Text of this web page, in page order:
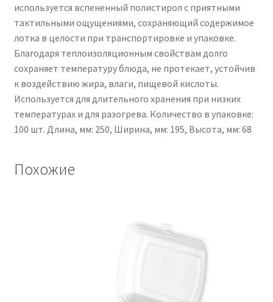
используется вспененный полистирол с приятными
тактильными ощущениями, сохраняющий содержимое
лотка в целости при транспортировке и упаковке.
Благодаря теплоизоляционным свойствам долго
сохраняет температуру блюда, не протекает, устойчив
к воздействию жира, влаги, пищевой кислоты.
Используется для длительного хранения при низких
температурах и для разогрева. Количество в упаковке:
100 шт. Длина, мм: 250, Ширина, мм: 195, Высота, мм: 68
Похожие